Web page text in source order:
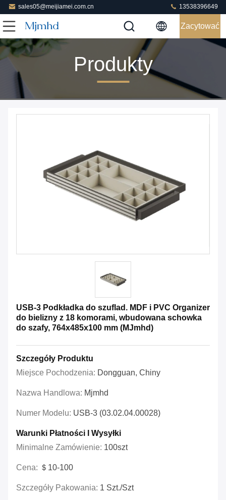
sales05@meijiamei.com.cn 13538396649
Zacytować
Produkty
USB-3 Podkładka do szuflad. MDF i PVC Organizer
do bielizny z 18 komorami, wbudowana schowka
do szafy, 764x485x100 mm (MJmhd)
Szczegóły Produktu
Miejsce Pochodzenia: Dongguan, Chiny
Nazwa Handlowa: Mjmhd
Numer Modelu: USB-3 (03.02.04.00028)
Warunki Płatności I Wysyłki
Minimalne Zamówienie: 100szt
Cena: ＄10-100
Szczegóły Pakowania: 1 Szt./szt